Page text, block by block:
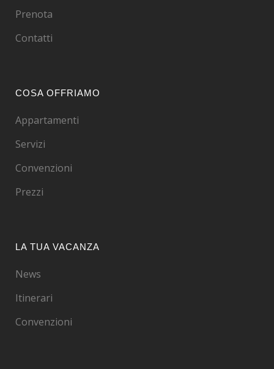
Prenota
Contatti
COSA OFFRIAMO
Appartamenti
Servizi
Convenzioni
Prezzi
LA TUA VACANZA
News
Itinerari
Convenzioni